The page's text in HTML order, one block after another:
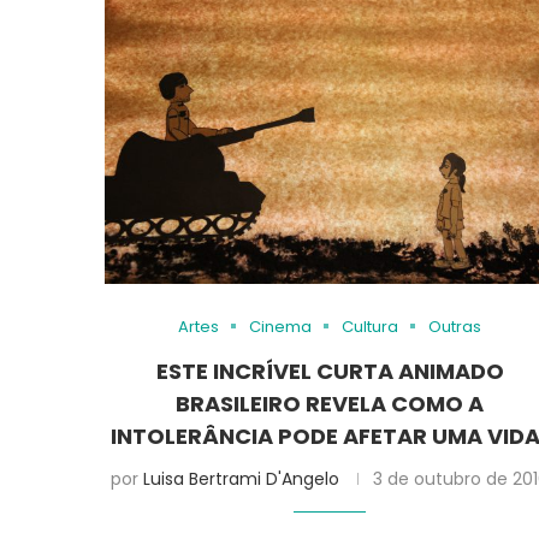
Artes Cinema Cultura Outras
ESTE INCRÍVEL CURTA ANIMADO
BRASILEIRO REVELA COMO A
INTOLERÂNCIA PODE AFETAR UMA
porLuisa Bertrami D'Angelo 3 de outubro de